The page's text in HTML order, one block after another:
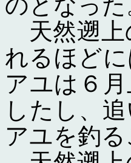
天然遡上
れるほど
アユは６
したし、
アユを釣